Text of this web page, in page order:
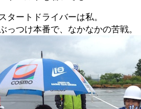
タートドライバーは私。
っつけ本番で、なかなかの苦戦。